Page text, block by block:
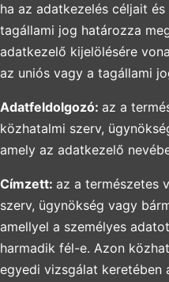
ha az adatkezelés céljait
tagállami jog határozza
adatkezelő kijelölésére
az uniós vagy a tagállami
Adatfeldolgozó: az a
közhatalmi szerv,
amely az adatkezelő
Címzett: az a természetes
szerv, ügynökség vagy
amellyel a személyes
harmadik fél-e. Azon
egyedi vizsgálat keretében